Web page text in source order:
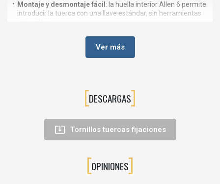
Montaje y desmontaje fácil: la huella interior Allen 6 permite
introducir la tuerca con una llave estándar, sin herramientas
Uniones desmontables: perfecta para muebles que deban
montarse y desmontarse (armarios, camas, mesas, stands de
: el zamak natural asegura buena resistencia al
🧰Aplicaciones recomendadas
Ver más
DESCARGAS
 Tornillos tuercas fijaciones
OPINIONES